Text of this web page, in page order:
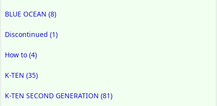
BLUE OCEAN (8)
Discontinued (1)
How to (4)
K-TEN (35)
K-TEN SECOND GENERATION (81)